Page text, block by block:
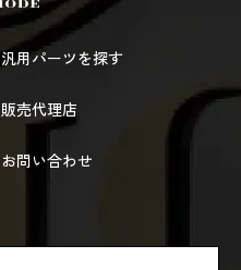
汎用パーツを探す
販売代理店
お問い合わせ